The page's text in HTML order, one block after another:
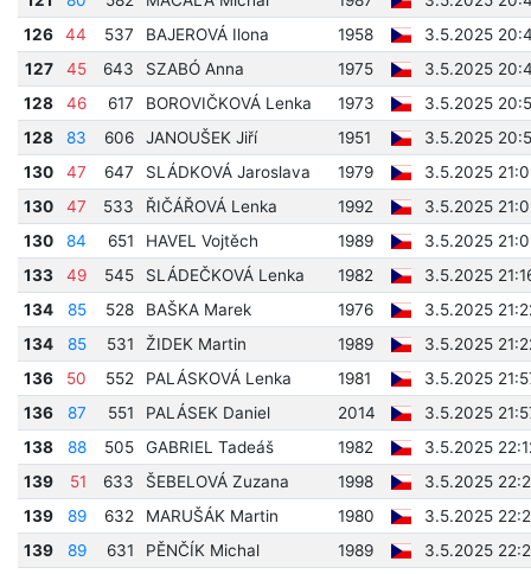
126
44 537 BAJEROVÁ Ilona 1958
3.5.2025
127
45 643 SZABÓ Anna 1975
3.5.2025
128
46 617 BOROVIČKOVÁ Lenka 1973
3.5.2025
128
83 606 JANOUŠEK Jiří 1951
3.5.2025
130
47 647 SLÁDKOVÁ Jaroslava 1979
3.5.2025
130
47 533 ŘIČÁŘOVÁ Lenka 1992
3.5.2025
130
84 651 HAVEL Vojtěch 1989
3.5.2025
133
49 545 SLÁDEČKOVÁ Lenka 1982
3.5.2025
134
85 528 BAŠKA Marek 1976
3.5.2025
134
85 531 ŽIDEK Martin 1989
3.5.2025
136
50 552 PALÁSKOVÁ Lenka 1981
3.5.2025
136
87 551 PALÁSEK Daniel 2014
3.5.2025
138
88 505 GABRIEL Tadeáš 1982
3.5.2025
139
51 633 ŠEBELOVÁ Zuzana 1998
3.5.2025
139
89 632 MARUŠÁK Martin 1980
3.5.2025
139
89 631 PĚNČÍK Michal 1989
3.5.2025